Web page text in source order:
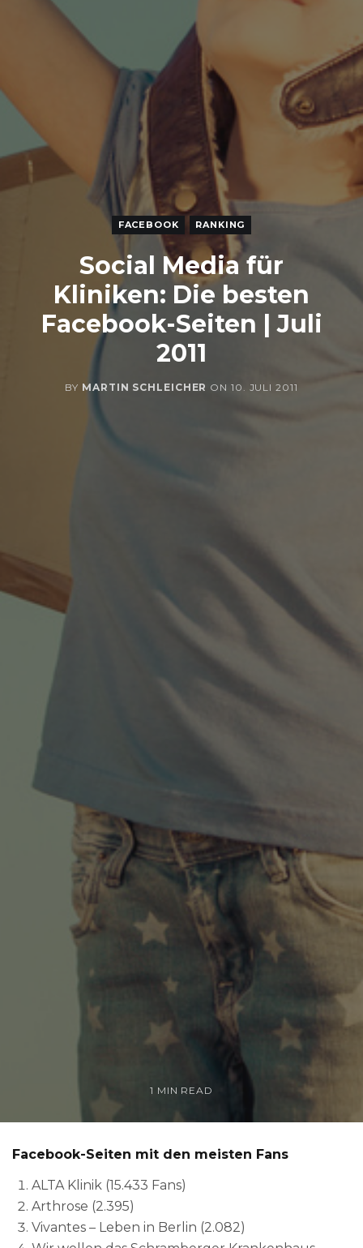
FACEBOOK RANKING
Social Media für
Kliniken: Die besten
Facebook-Seiten | Juli
2011
BY MARTIN SCHLEICHER ON 10. JULI 2011
1 MIN READ
Facebook-Seiten mit den meisten Fans
ALTA Klinik (15.433 Fans)
Arthrose (2.395)
Vivantes – Leben in Berlin (2.082)